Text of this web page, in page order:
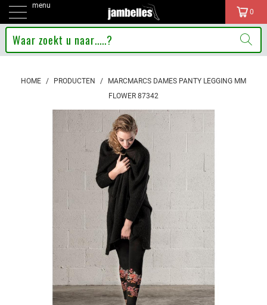
menu
0
HOME / PRODUCTEN /
MARCMARCS DAMES PANTY LEGGING MM
FLOWER 87342